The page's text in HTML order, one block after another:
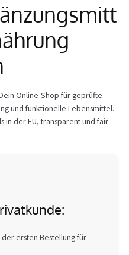
Online-Shop für geprüfte
und funktionelle Lebensmittel.
in der EU, transparent und fair
der ersten Bestellung für